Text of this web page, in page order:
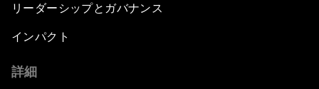
リーダーシップとガバナンス
インパクト
詳細